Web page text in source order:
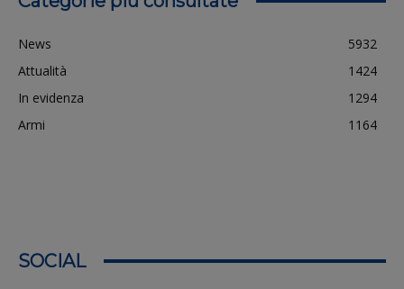
News
5932
Attualità
1424
In evidenza
1294
Armi
1164
SOCIAL